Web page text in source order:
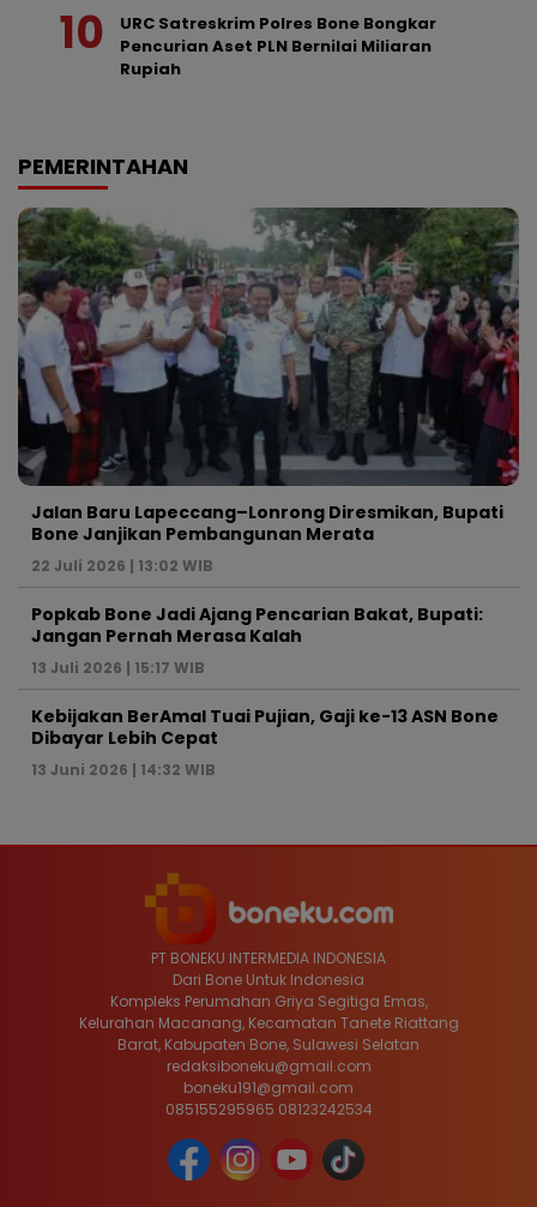
URC Satreskrim Polres Bone Bongkar
Pencurian Aset PLN Bernilai Miliaran
Rupiah
PEMERINTAHAN
Jalan Baru Lapeccang–Lonrong Diresmikan, Bupati
Bone Janjikan Pembangunan Merata
22 Juli 2026 | 13:02 WIB
Popkab Bone Jadi Ajang Pencarian Bakat, Bupati:
Jangan Pernah Merasa Kalah
13 Juli 2026 | 15:17 WIB
Kebijakan BerAmal Tuai Pujian, Gaji ke-13 ASN Bone
Dibayar Lebih Cepat
13 Juni 2026 | 14:32 WIB
PT BONEKU INTERMEDIA INDONESIA
Dari Bone Untuk Indonesia
Kompleks Perumahan Griya Segitiga Emas,
Kelurahan Macanang, Kecamatan Tanete Riattang
Barat, Kabupaten Bone, Sulawesi Selatan
redaksiboneku@gmail.com
boneku191@gmail.com
085155295965 08123242534